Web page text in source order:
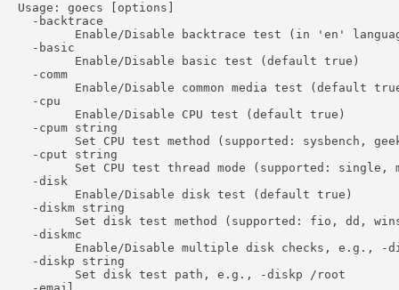
Usage: goecs [options]
  -backtrace
Enable/Disable backtrace test (in 'en'
  -basic
        Enable/Disable basic test (default true)
  -comm
Enable/Disable common media test (default
  -cpu
        Enable/Disable CPU test (default true)
  -cpum string
Set CPU test method (supported: sysbench,
  -cput string
Set CPU test thread mode (supported: single,
  -disk
        Enable/Disable disk test (default true)
  -diskm string
Set disk test method (supported: fio, dd,
  -diskmc
Enable/Disable multiple disk checks, e.g., -
  -diskp string
        Set disk test path, e.g., -diskp /root